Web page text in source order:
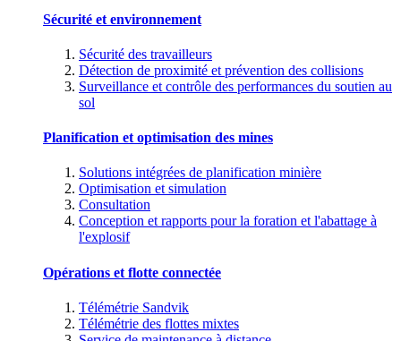
Sécurité et environnement
Sécurité des travailleurs
Détection de proximité et prévention des collisions
Surveillance et contrôle des performances du soutien au
sol
Planification et optimisation des mines
Solutions intégrées de planification minière
Optimisation et simulation
Consultation
Conception et rapports pour la foration et l'abattage à
l'explosif
Opérations et flotte connectée
Télémétrie Sandvik
Télémétrie des flottes mixtes